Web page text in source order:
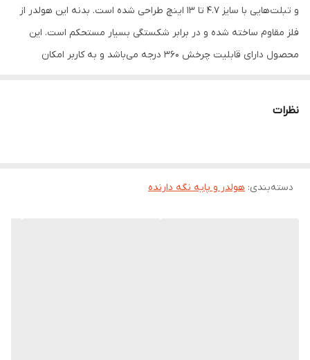
و تبلت‌هایی با سایز ۴.۷ تا ۱۳ اینچ طراحی شده است. بدنه این هولدر از
فلز مقاوم ساخته شده و در برابر شکستگی بسیار مستحکم است. این
محصول دارای قابلیت چرخش ۳۶۰ درجه می‌باشد و به کاربر امکان
یا انجام تماس‌های تصویری فراهم می‌کند.
نظرات
دسته‌بندی: هولدر و پایه نگه دارنده